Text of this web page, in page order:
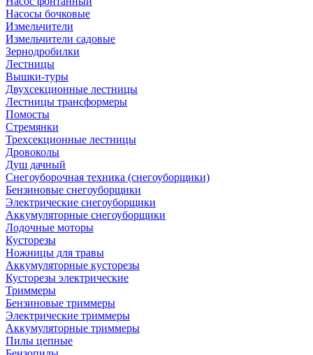
Насосы бочковые
Измельчители
Измельчители садовые
Зернодробилки
Лестницы
Вышки-туры
Двухсекционные лестницы
Лестницы трансформеры
Помосты
Стремянки
Трехсекционные лестницы
Дровоколы
Душ дачный
Снегоуборочная техника (снегоуборщики)
Бензиновые снегоуборщики
Электрические снегоуборщики
Аккумуляторные снегоуборщики
Лодочные моторы
Кусторезы
Ножницы для травы
Аккумуляторные кусторезы
Кусторезы электрические
Триммеры
Бензиновые триммеры
Электрические триммеры
Аккумуляторные триммеры
Пилы цепные